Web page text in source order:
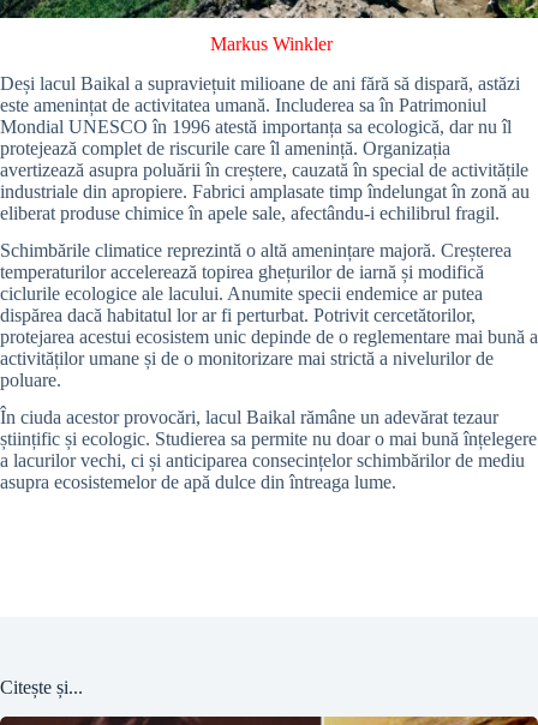
Markus Winkler
Deși lacul Baikal a supraviețuit milioane de ani fără să dispară, astăzi
este amenințat de activitatea umană. Includerea sa în Patrimoniul
Mondial UNESCO în 1996 atestă importanța sa ecologică, dar nu îl
protejează complet de riscurile care îl amenință. Organizația
avertizează asupra poluării în creștere, cauzată în special de activitățile
industriale din apropiere. Fabrici amplasate timp îndelungat în zonă au
eliberat produse chimice în apele sale, afectându-i echilibrul fragil.
Schimbările climatice reprezintă o altă amenințare majoră. Creșterea
temperaturilor accelerează topirea ghețurilor de iarnă și modifică
ciclurile ecologice ale lacului. Anumite specii endemice ar putea
dispărea dacă habitatul lor ar fi perturbat. Potrivit cercetătorilor,
protejarea acestui ecosistem unic depinde de o reglementare mai bună a
activităților umane și de o monitorizare mai strictă a nivelurilor de
poluare.
În ciuda acestor provocări, lacul Baikal rămâne un adevărat tezaur
științific și ecologic. Studierea sa permite nu doar o mai bună înțelegere
a lacurilor vechi, ci și anticiparea consecințelor schimbărilor de mediu
asupra ecosistemelor de apă dulce din întreaga lume.
Citește și...